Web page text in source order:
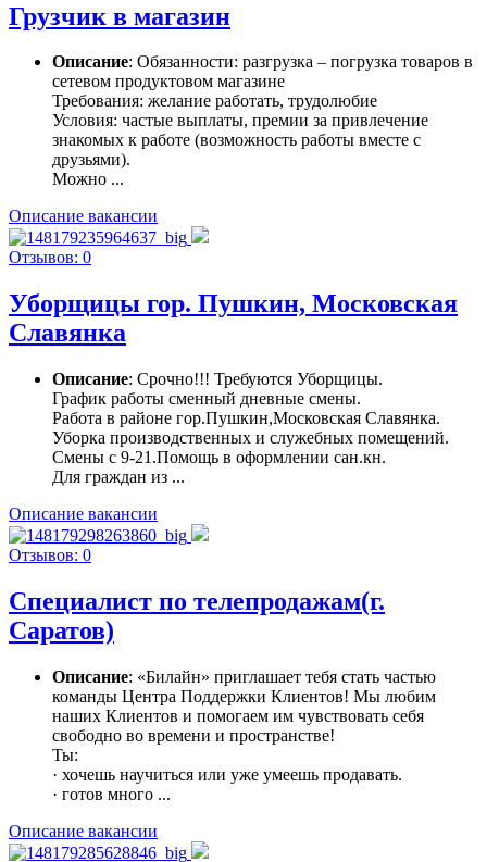
Грузчик в магазин
Описание: Обязанности: разгрузка – погрузка товаров в
сетевом продуктовом магазине
Требования: желание работать, трудолюбие
Условия: частые выплаты, премии за привлечение
знакомых к работе (возможность работы вместе с
друзьями).
Можно ...
Описание вакансии
Отзывов: 0
Уборщицы гор. Пушкин, Московская
Славянка
Описание: Срочно!!! Требуются Уборщицы.
График работы сменный дневные смены.
Работа в районе гор.Пушкин,Московская Славянка.
Уборка производственных и служебных помещений.
Смены с 9-21.Помощь в оформлении сан.кн.
Для граждан из ...
Описание вакансии
Отзывов: 0
Специалист по телепродажам(г.
Саратов)
Описание: «Билайн» приглашает тебя стать частью
команды Центра Поддержки Клиентов! Мы любим
наших Клиентов и помогаем им чувствовать себя
свободно во времени и пространстве!
Ты:
· хочешь научиться или уже умеешь продавать.
· готов много ...
Описание вакансии